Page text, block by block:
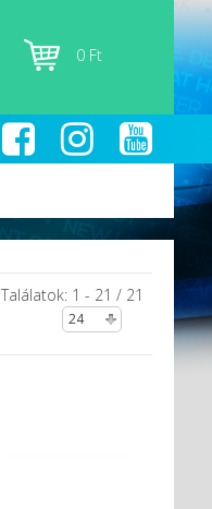
0 Ft
Találatok: 1 - 21 / 21